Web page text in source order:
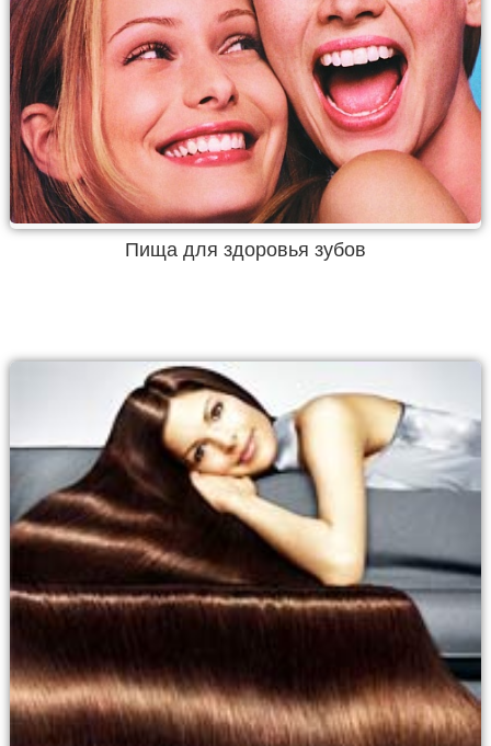
Пища для здоровья зубов